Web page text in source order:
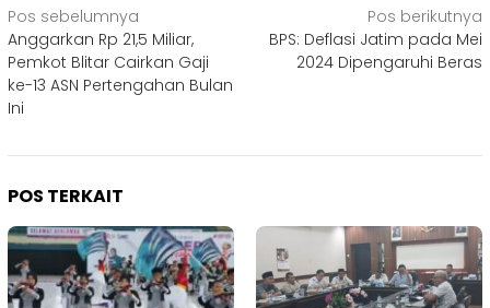
Navigasi
pos
Pos sebelumnya
Anggarkan Rp 21,5 Miliar,
Pemkot Blitar Cairkan Gaji
ke-13 ASN Pertengahan Bulan
Ini
Pos berikutnya
BPS: Deflasi Jatim pada Mei
2024 Dipengaruhi Beras
POS TERKAIT